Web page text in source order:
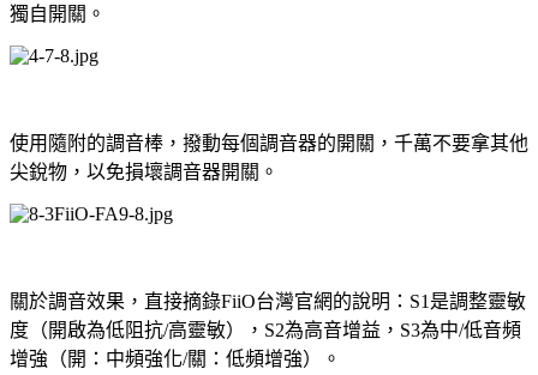
獨自開關。
使用隨附的調音棒，撥動每個調音器的開關，千萬不要拿其他
尖銳物，以免損壞調音器開關。
關於調音效果，直接摘錄FiiO台灣官網的說明：S1是調整靈敏
度（開啟為低阻抗/高靈敏），S2為高音增益，S3為中/低音頻
增強（開：中頻強化/關：低頻增強）。